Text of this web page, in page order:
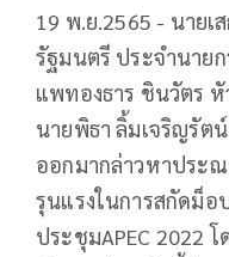
19 พ.ย.2565 - นายเ
รัฐมนตรี ประจำนาย
แพทองธาร ชินวัตร
นายพิธา ลิ้มเจริญรัต
ออกมากล่าวหาประ
รุนแรงในการสกัดม็
ประชุมAPEC 2022